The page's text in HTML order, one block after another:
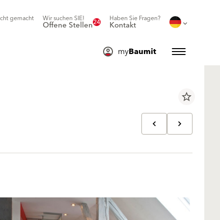
gemacht Wir suchen SIE!
Offene Stellen24 Haben Sie Fragen?
Kontakt
myBaumit
star_border